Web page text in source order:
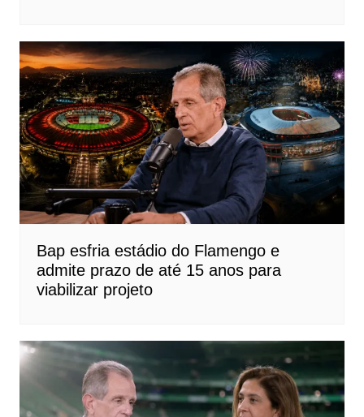
Bap esfria estádio do Flamengo e
admite prazo de até 15 anos para
viabilizar projeto